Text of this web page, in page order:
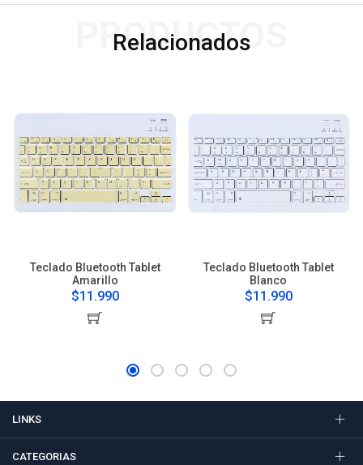
Relacionados
PRODUCTOS
Teclado Bluetooth Tablet
Amarillo
$11.990
Teclado Bluetooth Tablet
Blanco
$11.990
LINKS
CATEGORIAS